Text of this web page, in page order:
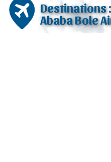
Destinations
Ababa Bole